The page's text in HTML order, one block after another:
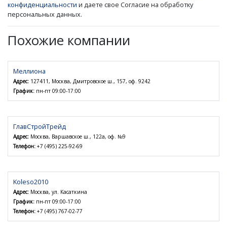
конфиденциальности и даете свое Согласие на обработку
персональных данных.
Похожие компании
Меллиона
Адрес: 127411, Москва, Дмитровское ш., 157, оф. 9242
График: пн-пт 09:00-17:00
ГлавСтройТрейд
Адрес: Москва, Варшавское ш., 122а, оф. №9
Телефон: +7 (495) 225-92-69
Koleso2010
Адрес: Москва, ул. Касаткина
График: пн-пт 09:00-17:00
Телефон: +7 (495) 767-02-77